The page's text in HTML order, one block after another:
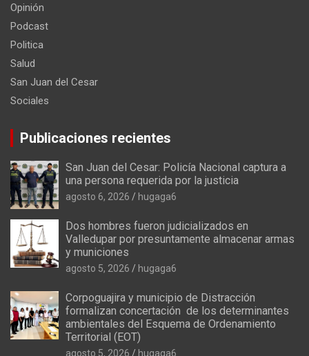
Opinión
Podcast
Politica
Salud
San Juan del Cesar
Sociales
Publicaciones recientes
San Juan del Cesar: Policía Nacional captura a
una persona requerida por la justicia
agosto 6, 2026 hugaga6
Dos hombres fueron judicializados en
Valledupar por presuntamente almacenar armas
y municiones
agosto 5, 2026 hugaga6
Corpoguajira y municipio de Distracción
formalizan concertación de los determinantes
ambientales del Esquema de Ordenamiento
Territorial (EOT)
agosto 5, 2026 hugaga6